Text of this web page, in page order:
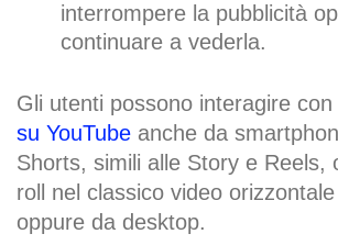
interrompere la pubblicità
continuare a vederla.
Gli utenti possono interagire con
su YouTube anche da
Shorts, simili alle Story e Reels,
roll nel classico video
oppure da desktop.